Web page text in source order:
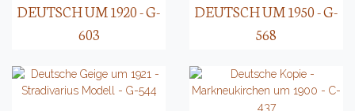
DEUTSCH UM 1920 - G-
603
DEUTSCH UM 1950 - G-
568